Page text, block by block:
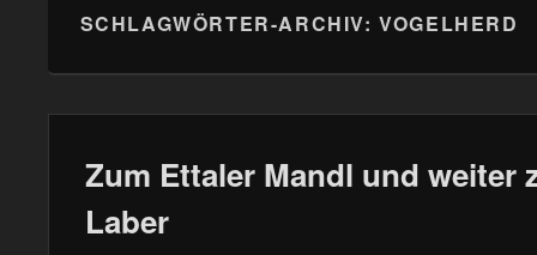
SCHLAGWÖRTER-ARCHIV:VOGELHERD
Zum Ettaler Mandl und weiter
Laber